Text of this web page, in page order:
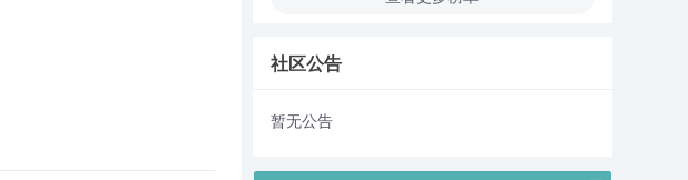
社区公告
暂无公告